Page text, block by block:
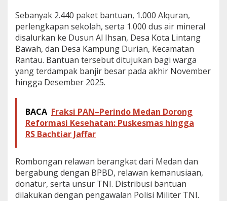
h
a
m
i
a
n
g
Sebanyak 2.440 paket bantuan, 1.000 Alquran,
perlengkapan sekolah, serta 1.000 dus air mineral
disalurkan ke Dusun Al Ihsan, Desa Kota Lintang
Bawah, dan Desa Kampung Durian, Kecamatan
Rantau. Bantuan tersebut ditujukan bagi warga
yang terdampak banjir besar pada akhir November
hingga Desember 2025.
BACA Fraksi PAN–Perindo Medan Dorong
Reformasi Kesehatan: Puskesmas hingga
RS Bachtiar Jaffar
Rombongan relawan berangkat dari Medan dan
bergabung dengan BPBD, relawan kemanusiaan,
donatur, serta unsur TNI. Distribusi bantuan
dilakukan dengan pengawalan Polisi Militer TNI.